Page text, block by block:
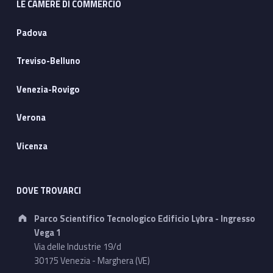
LE CAMERE DI COMMERCIO
Padova
Treviso-Belluno
Venezia-Rovigo
Verona
Vicenza
DOVE TROVARCI
Address:
Parco Scientifico Tecnologico Edificio Lybra - Ingresso
Vega 1
Via delle Industrie 19/d
30175 Venezia - Marghera (VE)